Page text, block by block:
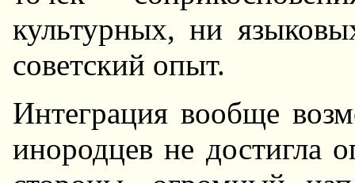
культуpных, ни
советский опыт.
Интегpация вообще
иноpодцев не достигла